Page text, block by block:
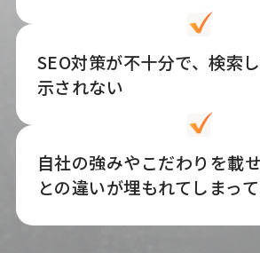
SEO対策が不十分で、検索
示されない
自社の強みやこだわりを載
との違いが埋もれてしまっ